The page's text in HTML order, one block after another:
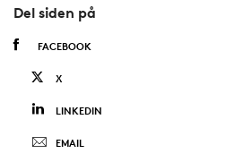
Del siden på
FACEBOOK
X
LINKEDIN
EMAIL